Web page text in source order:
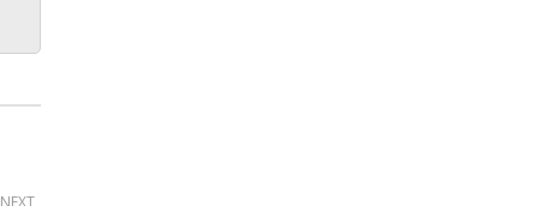
NEXT